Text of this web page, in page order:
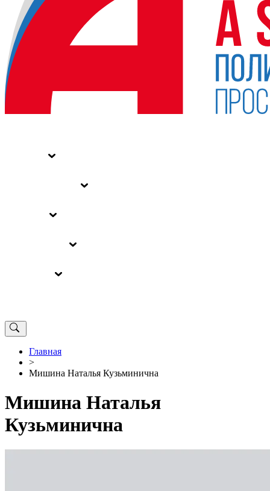
Главная
>
Мишина Наталья Кузьминична
Мишина Наталья
Кузьминична